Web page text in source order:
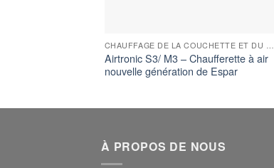
CHAUFFAGE DE LA COUCHETTE ET DU CHARGEMENT
Airtronic S3/ M3 – Chaufferette à air
nouvelle génération de Espar
À PROPOS DE NOUS